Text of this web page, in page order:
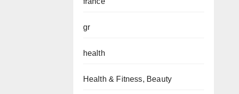
gr
health
Health & Fitness, Beauty